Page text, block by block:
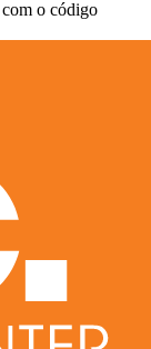
o código